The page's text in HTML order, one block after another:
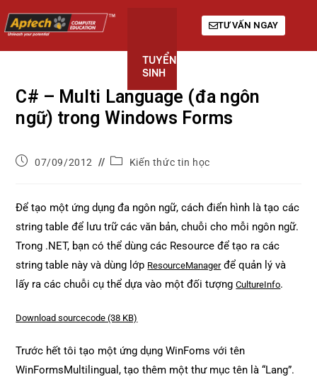
TUYỂN
SINH
TƯ VẤN NGAY
C# – Multi Language (đa ngôn
ngữ) trong Windows Forms
07/09/2012 Kiến thức tin học
Để tạo một ứng dụng đa ngôn ngữ, cách điển hình là tạo các
string table để lưu trữ các văn bản, chuỗi cho mỗi ngôn ngữ.
Trong .NET, bạn có thể dùng các Resource để tạo ra các
string table này và dùng lớp ResourceManagerđể quản lý và
lấy ra các chuỗi cụ thể dựa vào một đối tượngCultureInfo.
Download sourcecode (38 KB)
Trước hết tôi tạo một ứng dụng WinFoms với tên
WinFormsMultilingual, tạo thêm một thư mục tên là “Lang”.